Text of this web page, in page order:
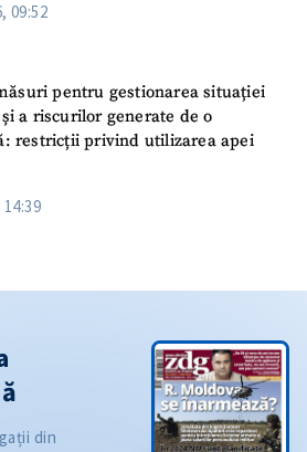
09:52
pentru gestionarea situației
a riscurilor generate de o
restricții privind utilizarea apei
din